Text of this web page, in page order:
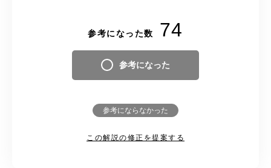
参考になった数 74
参考になった
参考にならなかった
この解説の修正を提案する